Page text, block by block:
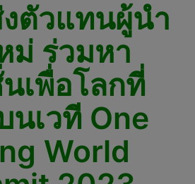
งตัวแทนผู้นำ
ม่ ร่วมหา
เพื่อโลกที่
นเวที One
World